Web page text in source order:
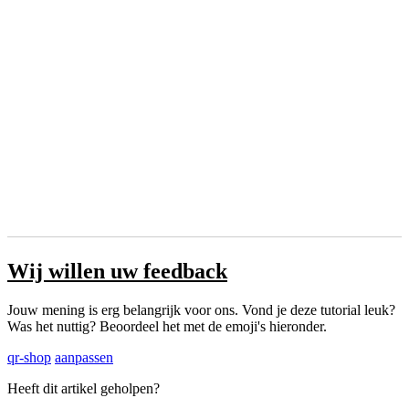
Wij willen uw feedback
Jouw mening is erg belangrijk voor ons. Vond je deze tutorial leuk?
Was het nuttig? Beoordeel het met de emoji's hieronder.
qr-shop aanpassen
Heeft dit artikel geholpen?